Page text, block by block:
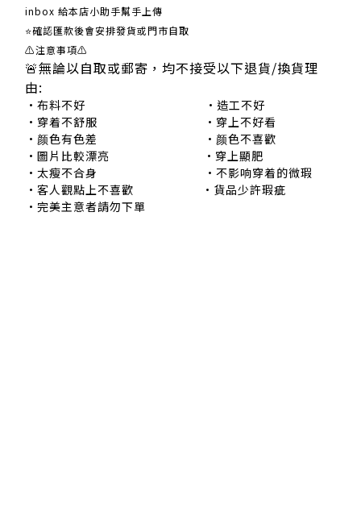
inbox 給本店小助手幫手上傳
⭐確認匯款後會安排發貨或門市自取
⚠注意事項⚠
🚨無論以自取或郵寄，均不接受以下退貨/換貨理
由:
•布料不好 •造工不好
•穿着不舒服 •穿上不好看
•颜色有色差 •颜色不喜歡
•圖片比較漂亮 •穿上顯肥
•太瘦不合身 •不影响穿着的微瑕
•客人觀點上不喜歡 •貨品少許瑕疵
•完美主意者請勿下單